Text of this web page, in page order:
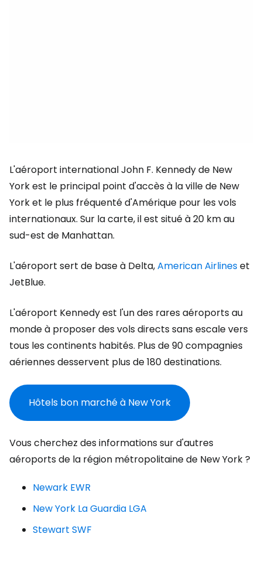
L'aéroport international John F. Kennedy de New
York est le principal point d'accès à la ville de New
York et le plus fréquenté d'Amérique pour les vols
internationaux. Sur la carte, il est situé à 20 km au
sud-est de Manhattan.
L'aéroport sert de base à Delta,American Airlineset
JetBlue.
L'aéroport Kennedy est l'un des rares aéroports au
monde à proposer des vols directs sans escale vers
tous les continents habités. Plus de 90 compagnies
aériennes desservent plus de 180 destinations.
Hôtels bon marché à New York
Vous cherchez des informations sur d'autres
aéroports de la région métropolitaine de New York ?
Newark EWR
New York La Guardia LGA
Stewart SWF